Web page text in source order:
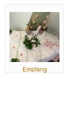
Empfang